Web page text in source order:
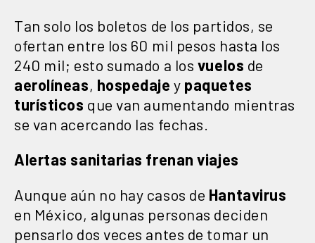
Tan solo los boletos de los partidos, se
ofertan entre los 60 mil pesos hasta los
240 mil; esto sumado a los vuelos de
aerolíneas, hospedaje y paquetes
turísticos que van aumentando mientras
se van acercando las fechas.
Alertas sanitarias frenan viajes
Aunque aún no hay casos de Hantavirus
en México, algunas personas deciden
pensarlo dos veces antes de tomar un